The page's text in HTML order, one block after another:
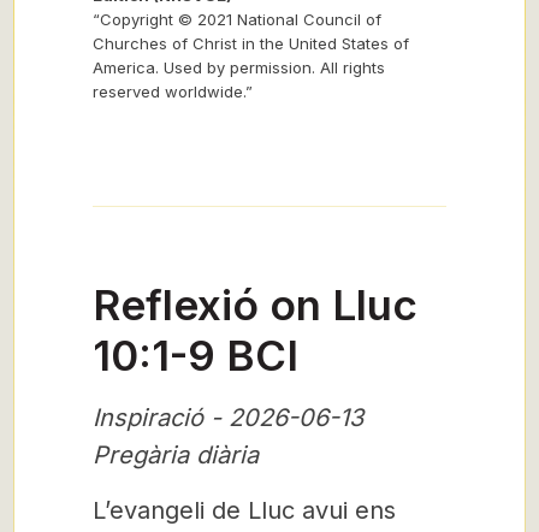
“Copyright © 2021 National Council of
Churches of Christ in the United States of
America. Used by permission. All rights
reserved worldwide.”
Reflexió on Lluc
10:1-9 BCI
Inspiració - 2026-06-13
Pregària diària
L’evangeli de Lluc avui ens